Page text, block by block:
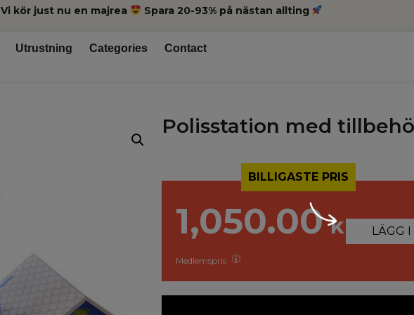
Vi kör just nu en majrea Spara 20-93% på nästan allting
Utrustning Categories Contact
Polisstation med
BILLIGASTE PRIS
1,050.00 kr
Medlemspris
LÄGG